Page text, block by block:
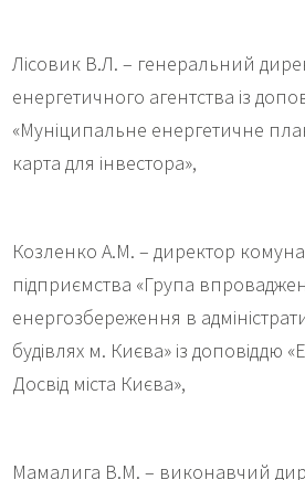
Лісовик В.Л. – генеральний
енергетичного агентства із
«Муніципальне енергетичне
карта для інвестора»,
Козленко А.М. – директор
підприємства «Група
енергозбереження в
будівлях м. Києва» із доповіддю
Досвід міста Києва»,
Мамалига В.М. – виконавчий